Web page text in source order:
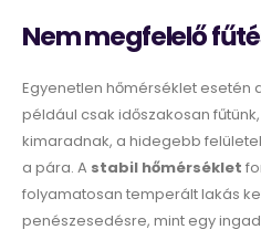
Nem megfelelő
Egyenetlen hőmérséklet esetén
például csak időszakosan
kimaradnak, a hidegebb
a pára. A stabil hőmérséklet
folyamatosan temperált lakás
penészesedésre, mint egy